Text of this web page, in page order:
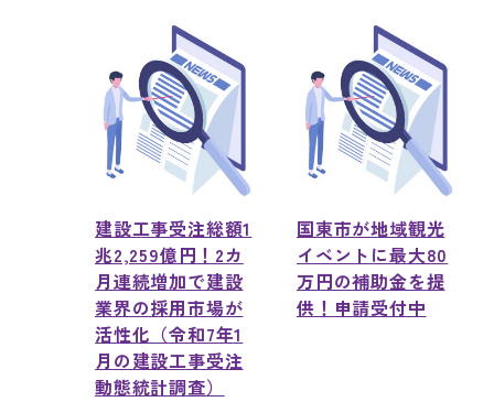
建設工事受注総額1
兆2,259億円！2カ
月連続増加で建設
業界の採用市場が
活性化（令和7年1
月の建設工事受注
動態統計調査）
国東市が地域観光
イベントに最大80
万円の補助金を提
供！申請受付中